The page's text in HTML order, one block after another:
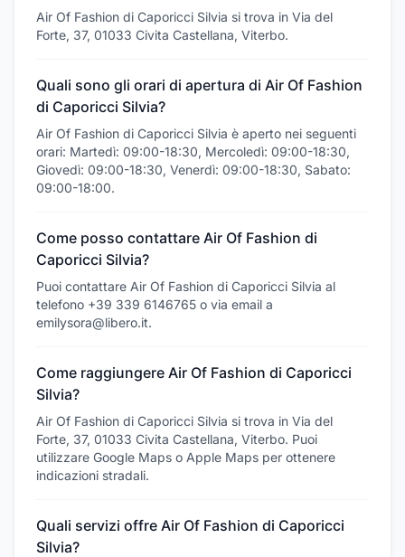
Air Of Fashion di Caporicci Silvia si trova in Via del
Forte, 37, 01033 Civita Castellana, Viterbo.
Quali sono gli orari di apertura di Air Of Fashion
di Caporicci Silvia?
Air Of Fashion di Caporicci Silvia è aperto nei seguenti
orari: Martedì: 09:00-18:30, Mercoledì: 09:00-18:30,
Giovedì: 09:00-18:30, Venerdì: 09:00-18:30, Sabato:
09:00-18:00.
Come posso contattare Air Of Fashion di
Caporicci Silvia?
Puoi contattare Air Of Fashion di Caporicci Silvia al
telefono +39 339 6146765 o via email a
emilysora@libero.it.
Come raggiungere Air Of Fashion di Caporicci
Silvia?
Air Of Fashion di Caporicci Silvia si trova in Via del
Forte, 37, 01033 Civita Castellana, Viterbo. Puoi
utilizzare Google Maps o Apple Maps per ottenere
indicazioni stradali.
Quali servizi offre Air Of Fashion di Caporicci
Silvia?